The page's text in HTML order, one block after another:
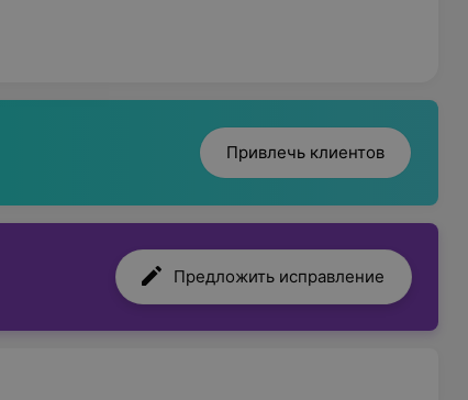
Привлечь клиентов
Предложить исправление